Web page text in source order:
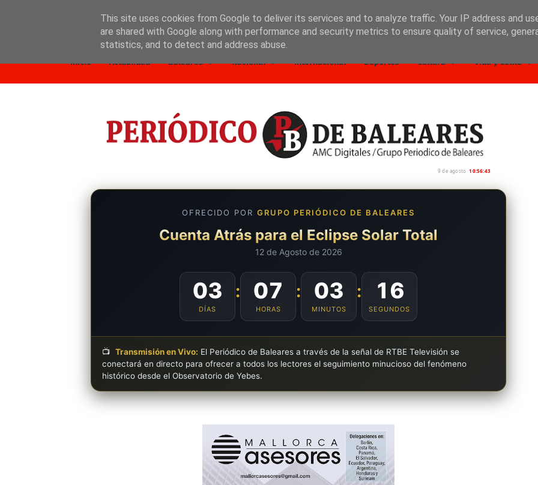
Política de privacidad
Inicio Actualidad Baleares Nacional Internacional Deportes Cultura Vida y estilo
9 de agosto 10:56:44
OFRECIDO POR GRUPO PERIÓDICO DE BALEARES
Cuenta Atrás para el Eclipse Solar Total
12 de Agosto de 2026
03
DÍAS
: 07
HORAS
: 03
MINUTOS
: 15
SEGUNDOS
📺 Transmisión en Vivo: El Periódico de Baleares a través de la señal de RTBE Televisión se
conectará en directo para ofrecer a todos los lectores el seguimiento minucioso del fenómeno
histórico desde el Observatorio de Yebes.
This site uses cookies from Google to deliver its services and to analyze traffic. Your IP address and
are shared with Google along with performance and security metrics to ensure quality of service,
statistics, and to detect and address abuse.